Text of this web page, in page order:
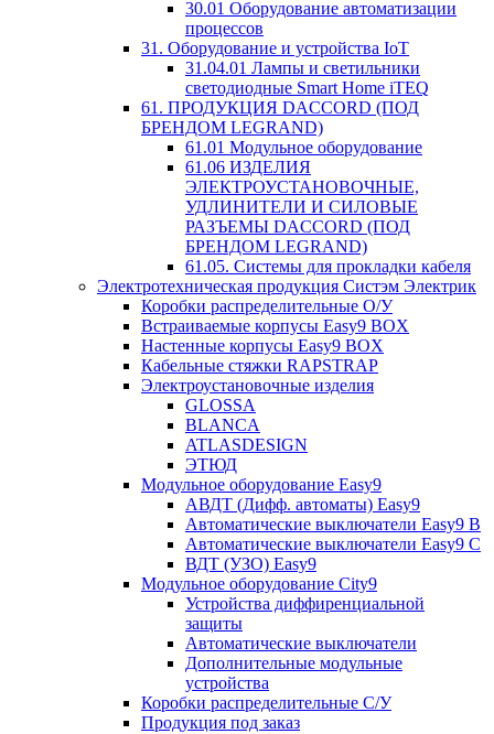
30.01 Оборудование автоматизации
процессов
31. Оборудование и устройства IoT
31.04.01 Лампы и светильники
светодиодные Smart Home iTEQ
61. ПРОДУКЦИЯ DACCORD (ПОД
БРЕНДОМ LEGRAND)
61.01 Модульное оборудование
61.06 ИЗДЕЛИЯ
ЭЛЕКТРОУСТАНОВОЧНЫЕ,
УДЛИНИТЕЛИ И СИЛОВЫЕ
РАЗЪЕМЫ DACCORD (ПОД
БРЕНДОМ LEGRAND)
61.05. Системы для прокладки кабеля
Электротехническая продукция Систэм Электрик
Коробки распределительные О/У
Встраиваемые корпусы Easy9 BOX
Настенные корпусы Easy9 BOX
Кабельные стяжки RAPSTRAP
Электроустановочные изделия
GLOSSA
BLANCA
ATLASDESIGN
ЭТЮД
Модульное оборудование Easy9
АВДТ (Дифф. автоматы) Easy9
Автоматические выключатели Easy9 В
Автоматические выключатели Easy9 С
ВДТ (УЗО) Easy9
Модульное оборудование City9
Устройства диффиренциальной
защиты
Автоматические выключатели
Дополнительные модульные
устройства
Коробки распределительные C/У
Продукция под заказ